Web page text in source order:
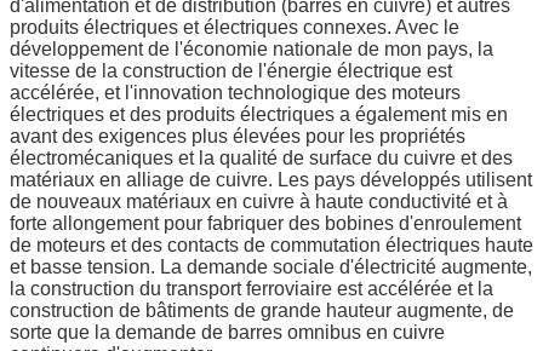
d'alimentation et de distribution (barres en cuivre) et autres
produits électriques et électriques connexes. Avec le
développement de l'économie nationale de mon pays, la
vitesse de la construction de l'énergie électrique est
accélérée, et l'innovation technologique des moteurs
électriques et des produits électriques a également mis en
avant des exigences plus élevées pour les propriétés
électromécaniques et la qualité de surface du cuivre et des
matériaux en alliage de cuivre. Les pays développés utilisent
de nouveaux matériaux en cuivre à haute conductivité et à
forte allongement pour fabriquer des bobines d'enroulement
de moteurs et des contacts de commutation électriques haute
et basse tension. La demande sociale d'électricité augmente,
la construction du transport ferroviaire est accélérée et la
construction de bâtiments de grande hauteur augmente, de
sorte que la demande de barres omnibus en cuivre